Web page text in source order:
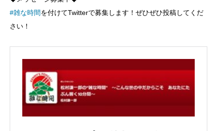
#雑な時間を付けてTwitterで募集します！ぜひぜひ投稿してくだ
さい！